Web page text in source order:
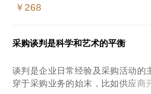
化转型是企业借助数字化工具重构
主数据管理平台（MDM），促使业
发挥数据资产价值最大化。
单一、准确、权威的事实来源，它
的、可以在企业内跨越各个业务部
￥268
采购谈判是科学和艺术的平衡
谈判是企业日常经验及采购活动的
穿于采购业务的始末，比如供应商